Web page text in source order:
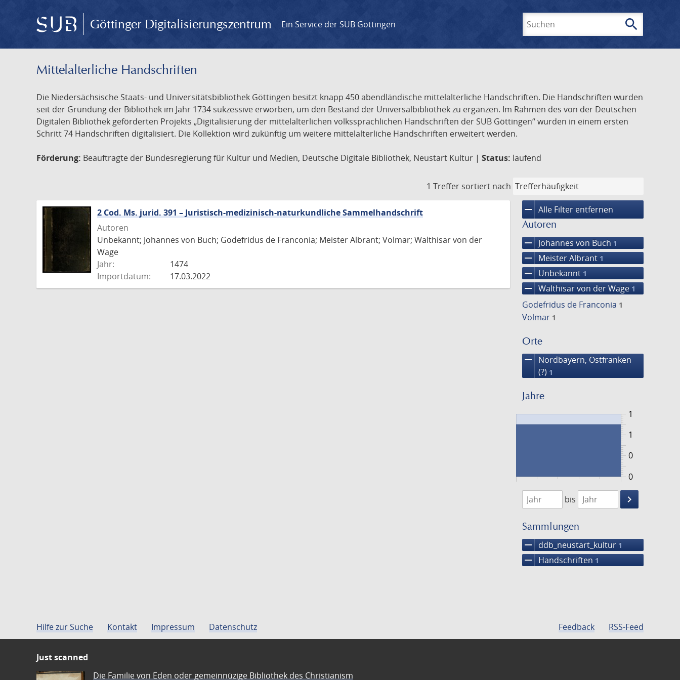
Göttinger Digitalisierungszentrum Ein Service der SUB Göttingen search
Mittelalterliche Handschriften
Die Niedersächsische Staats- und Universitätsbibliothek Göttingen besitzt knapp 450 abendländische mittelalterliche Handschriften. Die Handschriften wurden
seit der Gründung der Bibliothek im Jahr 1734 sukzessive erworben, um den Bestand der Universalbibliothek zu ergänzen. Im Rahmen des von der Deutschen
Digitalen Bibliothek geförderten Projekts „Digitalisierung der mittelalterlichen volkssprachlichen Handschriften der SUB Göttingen“ wurden in einem ersten
Schritt 74 Handschriften digitalisiert. Die Kollektion wird zukünftig um weitere mittelalterliche Handschriften erweitert werden.
Förderung: Beauftragte der Bundesregierung für Kultur und Medien, Deutsche Digitale Bibliothek, Neustart Kultur | Status: laufend
1 Treffer sortiert nach
remove Alle Filter entfernen
Autoren
remove Johannes von Buch 1
remove Meister Albrant 1
remove Unbekannt 1
remove Walthisar von der Wage 1
Godefridus de Franconia 1
Volmar 1
Orte
remove
Nordbayern, Ostfranken
(?) 1
Jahre
0
1
0
1
1474
1475
bis
keyboard_arrow_right
Suche
Sammlungen
remove ddb_neustart_kultur 1
remove Handschriften 1
2 Cod. Ms. jurid. 391 – Juristisch-medizinisch-naturkundliche Sammelhandschrift
Autoren
Unbekannt; Johannes von Buch; Godefridus de Franconia; Meister Albrant; Volmar; Walthisar von der
Wage
Jahr:
1474
Importdatum:
17.03.2022
Hilfe zur Suche Kontakt Impressum Datenschutz Feedback RSS-Feed
Just scanned
Die Familie von Eden oder gemeinnüzige Bibliothek des Christianism